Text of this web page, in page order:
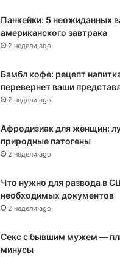
Панкейки: 5 неожиданных
американского завтрака
2 недели ago
Бамбл кофе: рецепт
перевернет ваши
2 недели ago
Афродизиак для женщин:
природные патогены
2 недели ago
Что нужно для развода в
необходимых документов
2 недели ago
Секс с бывшим мужем —
минусы